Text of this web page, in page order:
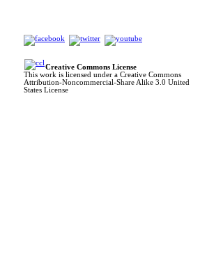
Creative Commons License
This work is licensed under a Creative Commons
Attribution-Noncommercial-Share Alike 3.0 United
States License